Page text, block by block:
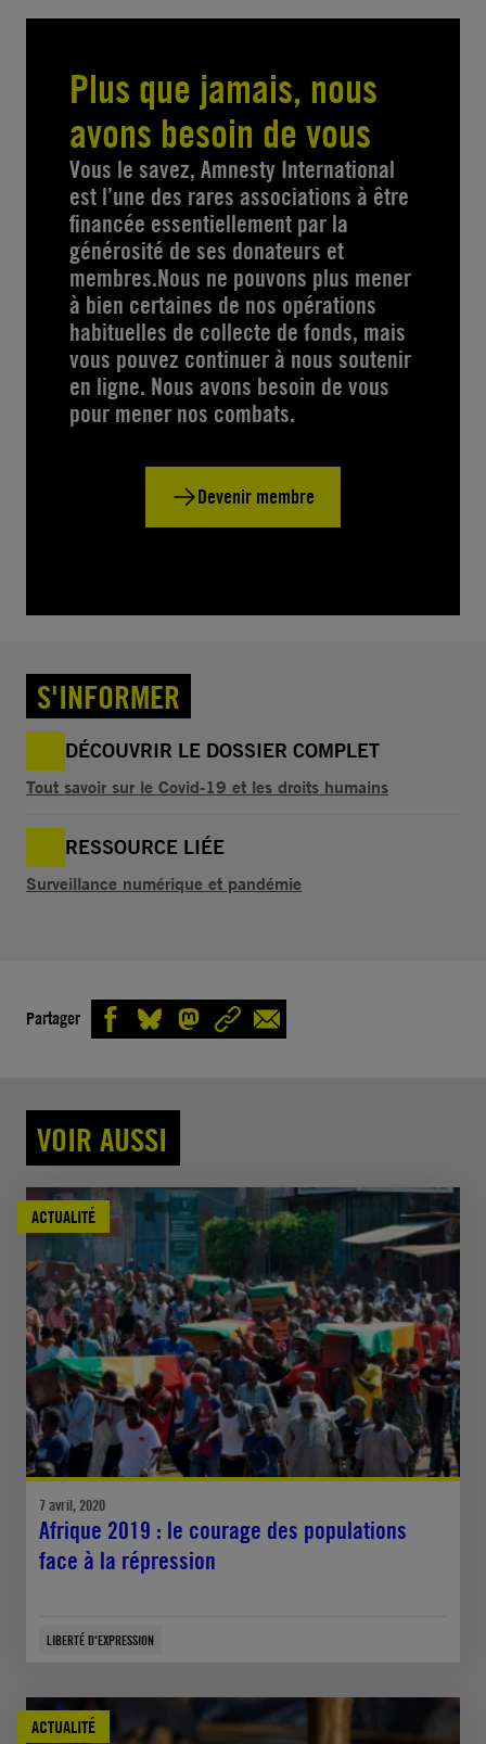
Plus que jamais, nous
avons besoin de vous
Vous le savez, Amnesty International
est l’une des rares associations à être
financée essentiellement par la
générosité de ses donateurs et
membres.Nous ne pouvons plus mener
à bien certaines de nos opérations
habituelles de collecte de fonds, mais
vous pouvez continuer à nous soutenir
en ligne. Nous avons besoin de vous
pour mener nos combats.
Devenir membre
S'INFORMER
DÉCOUVRIR LE DOSSIER COMPLET
Tout savoir sur le Covid-19 et les droits humains
RESSOURCE LIÉE
Surveillance numérique et pandémie
Partager
VOIR AUSSI
ACTUALITÉ
7 avril, 2020
Afrique 2019 : le courage des populations
face à la répression
LIBERTÉ D'EXPRESSION
ACTUALITÉ